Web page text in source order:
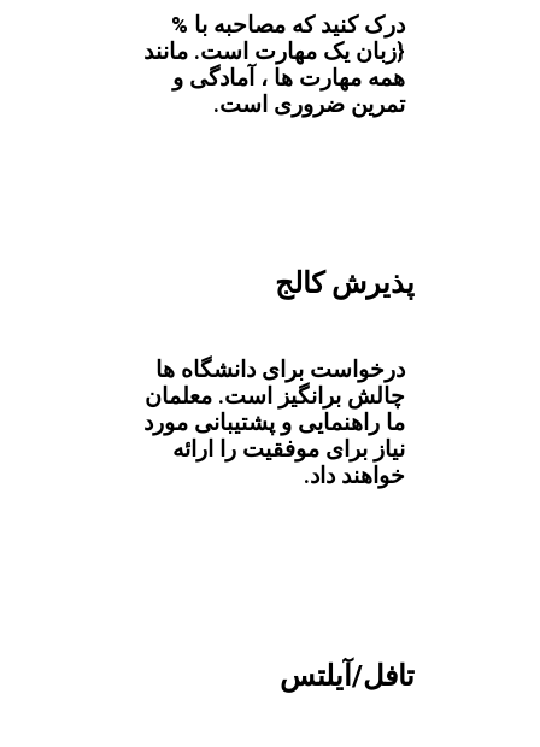
درک کنید که مصاحبه با %
{زبان یک مهارت است. مانند
همه مهارت ها ، آمادگی و
تمرین ضروری است.
پذیرش کالج
درخواست برای دانشگاه ها
چالش برانگیز است. معلمان
ما راهنمایی و پشتیبانی مورد
نیاز برای موفقیت را ارائه
خواهند داد.
تافل/آیلتس